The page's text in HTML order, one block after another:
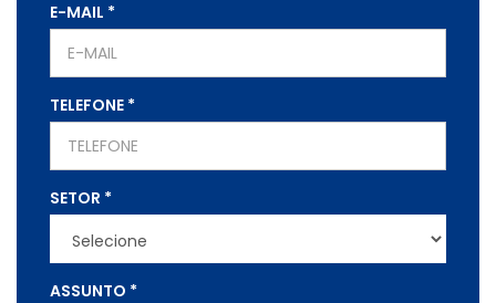
E-MAIL *
TELEFONE *
SETOR *
ASSUNTO *